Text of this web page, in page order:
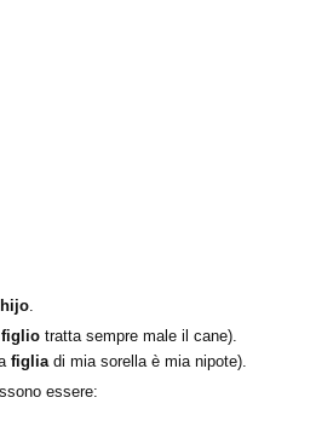
hijo.
figlio tratta sempre male il cane).
figlia di mia sorella è mia nipote).
essere: